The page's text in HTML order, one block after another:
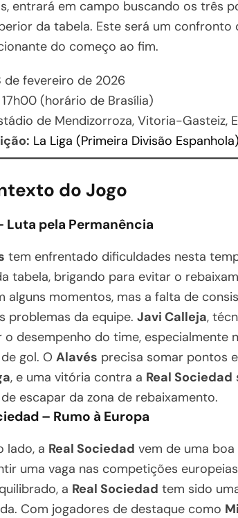
entrará em campo buscando os três
da tabela. Este será um
do começo ao fim.
de fevereiro de 2026
17h00 (horário de Brasília)
de Mendizorroza, Vitoria-Gasteiz,
La Liga (Primeira Divisão Espanhola)
do Jogo
Luta pela Permanência
tem enfrentado dificuldades nesta
tabela, brigando para evitar o
alguns momentos, mas a falta de
problemas da equipe. Javi Calleja,
o desempenho do time, especialmente
gol. O Alavés precisa somar pontos
, e uma vitória contra a Real Sociedad
escapar da zona de rebaixamento.
– Rumo à Europa
lado, a Real Sociedad vem de uma
uma vaga nas competições
a Real Sociedad tem sido
Com jogadores de destaque como